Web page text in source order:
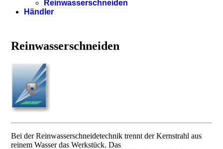
Reinwasserschneiden
Händler
Reinwasserschneiden
Bei der Reinwasserschneidetechnik trennt der Kernstrahl aus
reinem Wasser das Werkstück. Das